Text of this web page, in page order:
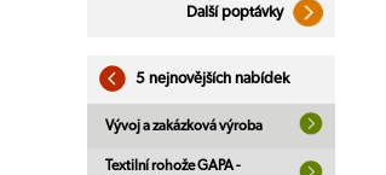
Další poptávky
5 nejnovějších nabídek
Vývoj a zakázková výroba
Textilní rohože GAPA -